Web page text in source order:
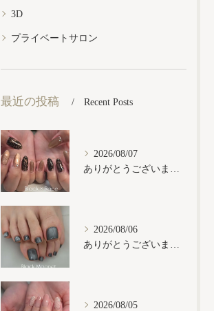
3D
プライベートサロン
最近の投稿 Recent Posts
2026/08/07
2026/08/06
2026/08/05